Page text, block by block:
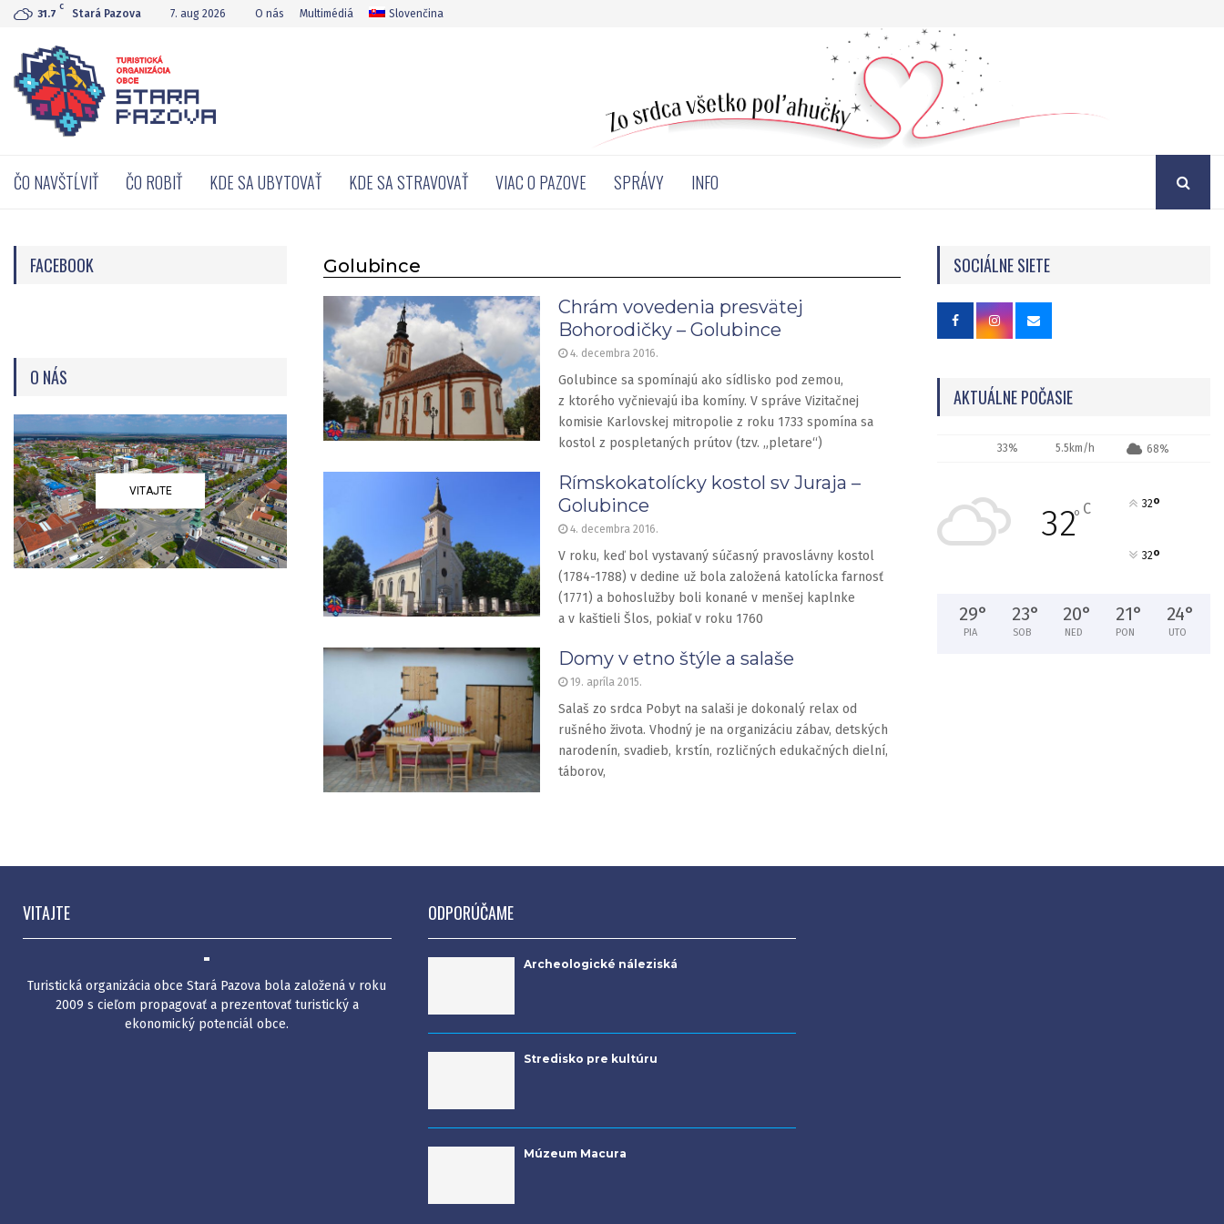
31.7
C
Stará Pazova 7. aug 2026 O nás Multimédiá Slovenčina
ČO NAVŠTĹVIŤ ČO ROBIŤ KDE SA UBYTOVAŤ KDE SA STRAVOVAŤ VIAC O PAZOVE SPRÁVY INFO
Golubince
Chrám vovedenia presvätej
Bohorodičky – Golubince
4. decembra 2016.
Golubince sa spomínajú ako sídlisko pod zemou,
z ktorého vyčnievajú iba komíny. V správe Vizitačnej
komisie Karlovskej mitropolie z roku 1733 spomína sa
kostol z pospletaných prútov (tzv. „pletare“)
Rímskokatolícky kostol sv Juraja –
Golubince
4. decembra 2016.
V roku, keď bol vystavaný súčasný pravoslávny kostol
(1784-1788) v dedine už bola založená katolícka farnosť
(1771) a bohoslužby boli konané v menšej kaplnke
a v kaštieli Šlos, pokiaľ v roku 1760
Domy v etno štýle a salaše
19. apríla 2015.
Salaš zo srdca Pobyt na salaši je dokonalý relax od
rušného života. Vhodný je na organizáciu zábav, detských
narodenín, svadieb, krstín, rozličných edukačných dielní,
táborov,
FACEBOOK
O NÁS
VITAJTE
SOCIÁLNE SIETE
AKTUÁLNE POČASIE
33% 5.5km/h 68%
32° C 32°
32°
29°
PIA
23°
SOB
20°
NED
21°
PON
24°
UTO
VITAJTE
Turistická organizácia obce Stará Pazova bola založená v roku
2009 s cieľom propagovať a prezentovať turistický a
ekonomický potenciál obce.
ODPORÚČAME
Archeologické náleziská
Stredisko pre kultúru
Múzeum Macura